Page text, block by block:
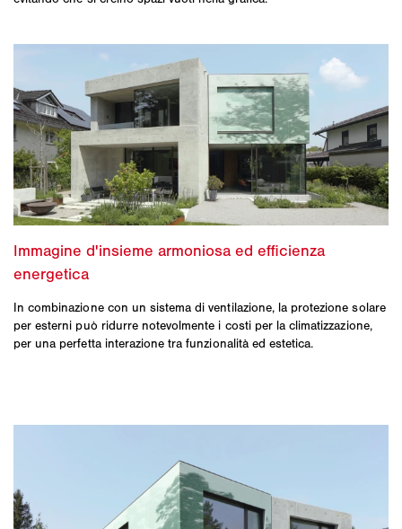
In combinazione con un sistema di ventilazione, la protezione solare
per esterni può ridurre notevolmente i costi per la climatizzazione,
per una perfetta interazione tra funzionalità ed estetica.